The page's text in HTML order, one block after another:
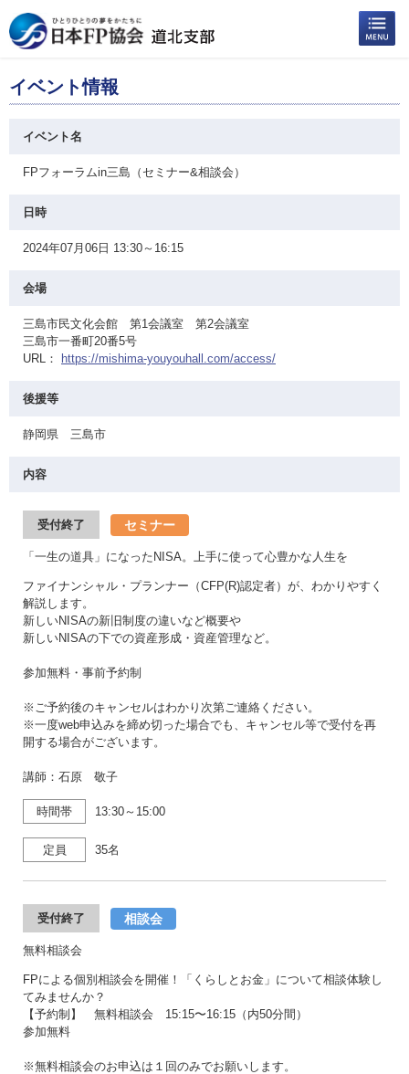
イベント情報
イベント名
FPフォーラムin三島（セミナー&相談会）
日時
2024年07月06日 13:30～16:15
会場
三島市民文化会館 第1会議室 第2会議室
三島市一番町20番5号
URL：
https://mishima-youyouhall.com/access/
後援等
静岡県 三島市
内容
受付終了 セミナー
「一生の道具」になったNISA。上手に使って心豊かな人生を
ファイナンシャル・プランナー（CFP(R)認定者）が、わかりやすく
解説します。
新しいNISAの新旧制度の違いなど概要や
新しいNISAの下での資産形成・資産管理など。
参加無料・事前予約制
※ご予約後のキャンセルはわかり次第ご連絡ください。
※一度web申込みを締め切った場合でも、キャンセル等で受付を再
開する場合がございます。
講師：石原 敬子
時間帯 13:30～15:00
定員 35名
受付終了 相談会
無料相談会
FPによる個別相談会を開催！「くらしとお金」について相談体験し
てみませんか？
【予約制】 無料相談会 15:15〜16:15（内50分間）
参加無料
※無料相談会のお申込は１回のみでお願いします。